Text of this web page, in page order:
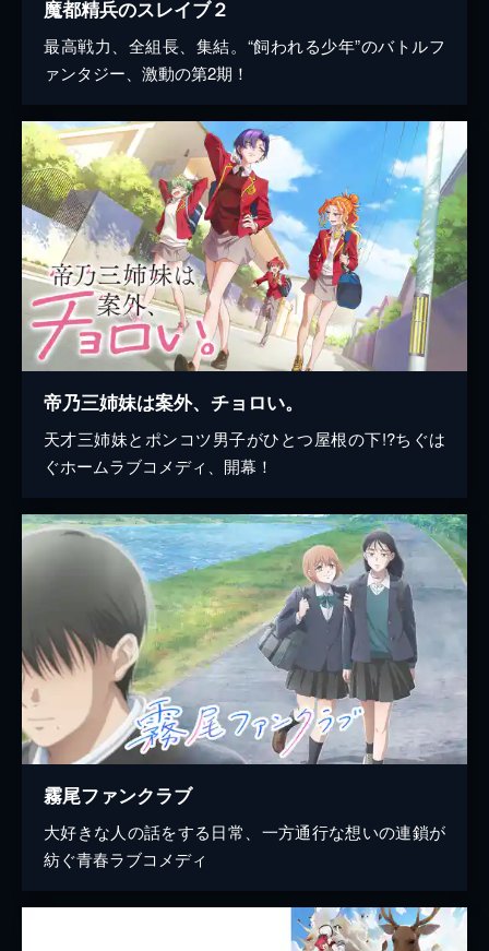
魔都精兵のスレイブ２
最高戦力、全組長、集結。“飼われる少年”のバトルフ
ァンタジー、激動の第2期！
帝乃三姉妹は案外、チョロい。
天才三姉妹とポンコツ男子がひとつ屋根の下!?ちぐは
ぐホームラブコメディ、開幕！
霧尾ファンクラブ
大好きな人の話をする日常、一方通行な想いの連鎖が
紡ぐ青春ラブコメディ